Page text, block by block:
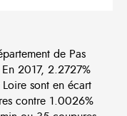
de Pas
2017, 2.2727%
sont en écart
contre 1.0026%